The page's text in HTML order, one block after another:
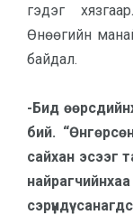
гэдэг
Өнөөгийн
байдал.
-Бид
бий.
сайхан эсээг
сэрүүндүү